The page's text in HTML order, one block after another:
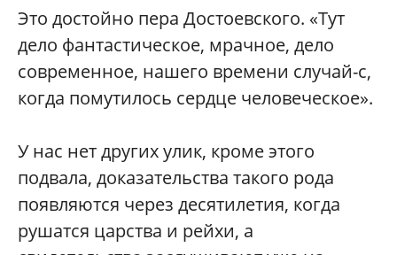
Это достойно пера Достоевского. «Тут
дело фантастическое, мрачное, дело
современное, нашего времени случай-с,
когда помутилось сердце человеческое».
У нас нет других улик, кроме этого
подвала, доказательства такого рода
появляются через десятилетия, когда
рушатся царства и рейхи, а